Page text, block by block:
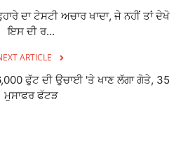
ਦਾ ਟੇਸਟੀ ਅਚਾਰ ਖਾਦਾ, ਜੇ ਨਹੀਂ ਤਾਂ ਦੇਖੋ
ਇਸ ਦੀ ਰ...
ARTICLE
ਫੁੱਟ ਦੀ ਉਚਾਈ 'ਤੇ ਖਾਣ ਲੱਗਾ ਗੋਤੇ, 35
ਮੁਸਾਫਰ ਫੱਟੜ